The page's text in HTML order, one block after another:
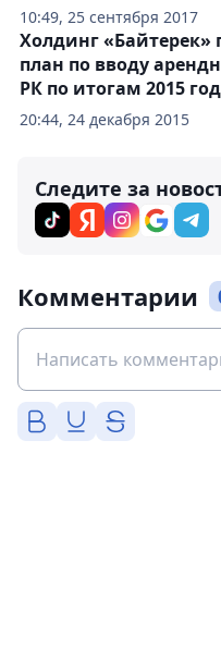
10:49, 25 сентября 2017
20:44, 24 декабря 2015
Холдинг «Байтерек»
план по вводу
РК по итогам 2015
Следите за
Комментарии